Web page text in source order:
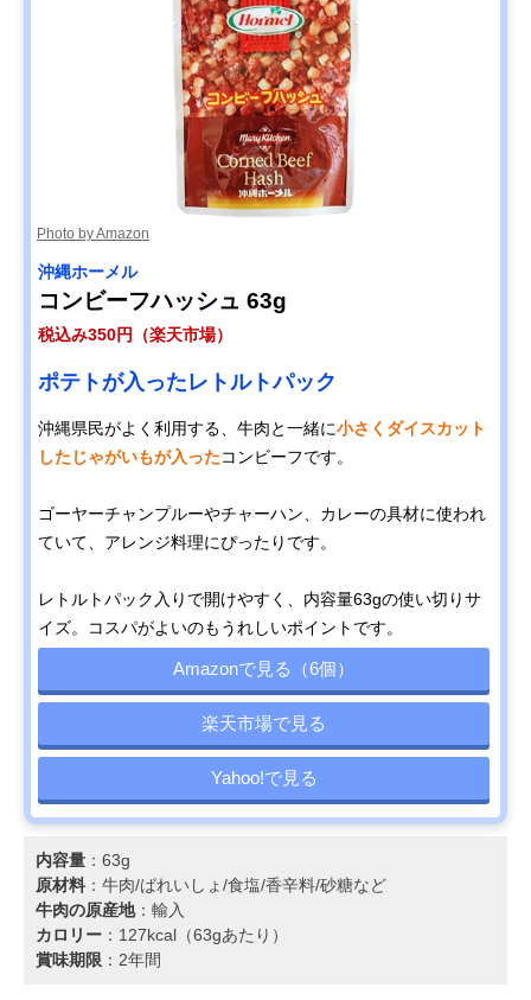
Photo by Amazon
‎沖縄ホーメル
コンビーフハッシュ 63g
税込み350円（楽天市場）
ポテトが入ったレトルトパック
沖縄県民がよく利用する、牛肉と一緒に小さくダイスカット
したじゃがいもが入ったコンビーフです。
ゴーヤーチャンプルーやチャーハン、カレーの具材に使われ
ていて、アレンジ料理にぴったりです。
レトルトパック入りで開けやすく、内容量63gの使い切りサ
イズ。コスパがよいのもうれしいポイントです。
Amazonで見る（6個）
楽天市場で見る
Yahoo!で見る
内容量 ：63g
原材料 ：牛肉/ばれいしょ/食塩/香辛料/砂糖など
牛肉の原産地：輸入
カロリー ：127kcal（63gあたり）
賞味期限 ：2年間